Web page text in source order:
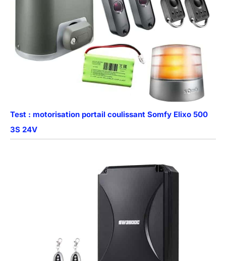
Test : motorisation portail coulissant Somfy Elixo 500
3S 24V